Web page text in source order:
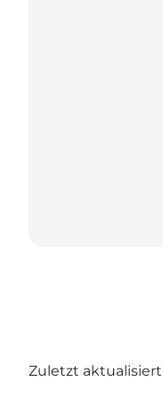
Zuletzt